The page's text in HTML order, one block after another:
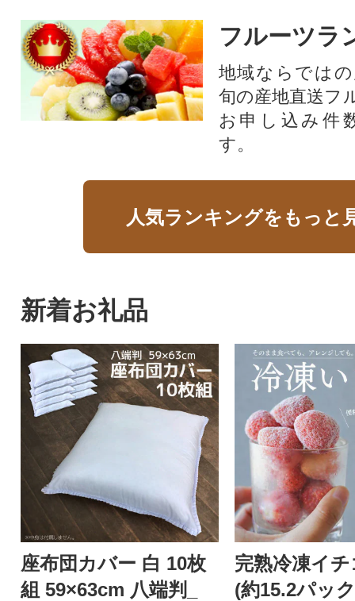
フルーツラ
地域ならでは
旬の産地直送フ
お申し込み件
す。
人気ランキングをもっと
新着お礼品
座布団カバー 白 10枚
組 59×63cm 八端判_
完熟冷凍イ
(約15.2パッ